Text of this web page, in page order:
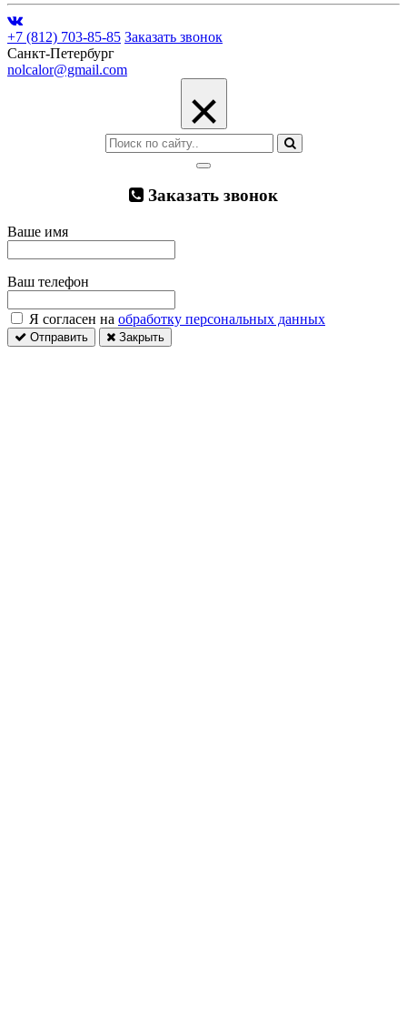
+7 (812) 703-85-85 Заказать звонок
Санкт-Петербург
nolcalor@gmail.com
×
Заказать звонок
Ваше имя
Ваш телефон
Я согласен на обработку персональных данных
Отправить Закрыть